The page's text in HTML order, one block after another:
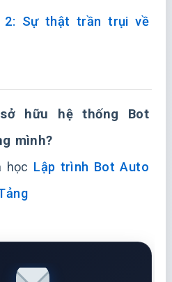
2: Sự thật trần trụi về
hữu hệ thống Bot
mình?
học Lập trình Bot Auto